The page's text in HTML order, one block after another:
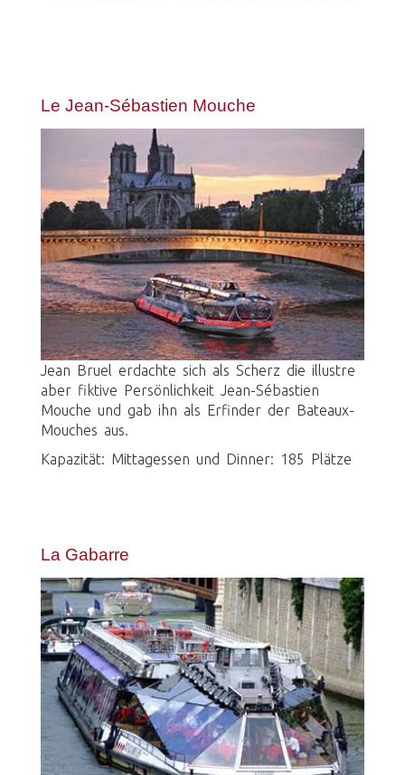
Le Jean-Sébastien Mouche
Jean Bruel erdachte sich als Scherz die illustre
aber fiktive Persönlichkeit Jean-Sébastien
Mouche und gab ihn als Erfinder der Bateaux-
Mouches aus.
Kapazität: Mittagessen und Dinner: 185 Plätze
La Gabarre